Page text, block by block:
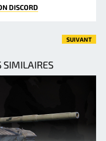
DISCORD
SUIVANT
SIMILAIRES